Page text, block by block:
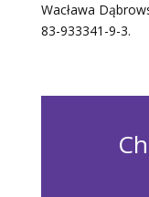
Wacława
83-933341-9-3.